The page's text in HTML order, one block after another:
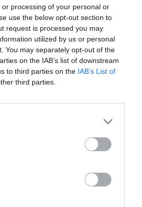
processing of your personal or
use the below opt-out section to
request is processed you may
utilized by us or personal
You may separately opt-out of the
on the IAB’s list of downstream
to third parties on the IAB’s List of
third parties.
Works
WEBTV